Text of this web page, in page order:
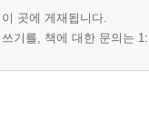
곳에 게재됩니다.
기를, 책에 대한 문의는